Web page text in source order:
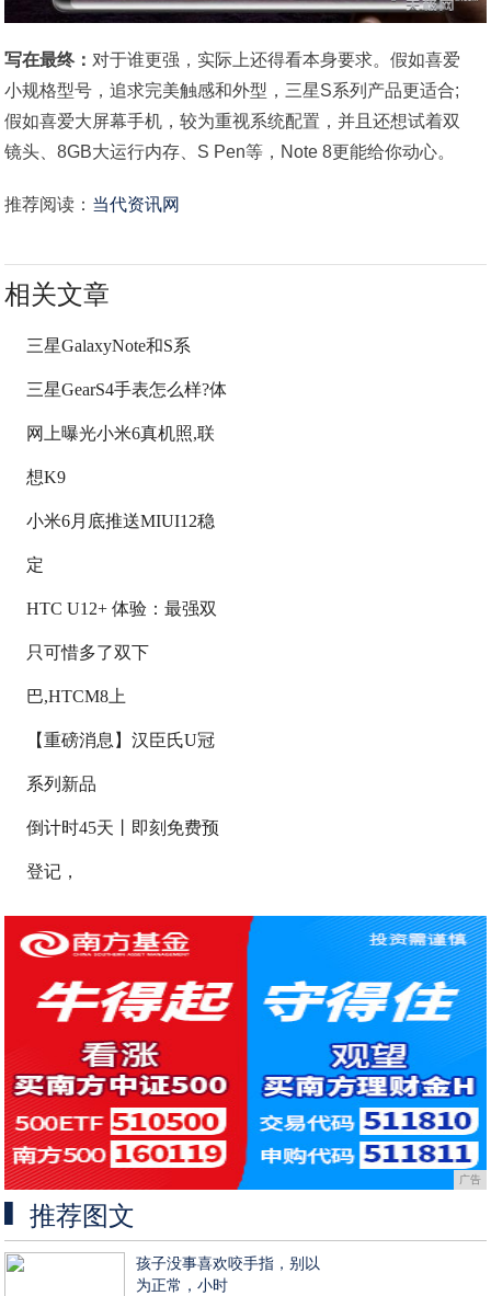
写在最终： 对于谁更强，实际上还得看本身要求。假如喜爱
小规格型号，追求完美触感和外型，三星S系列产品更适合;
假如喜爱大屏幕手机，较为重视系统配置，并且还想试着双
镜头、8GB大运行内存、S Pen等，Note 8更能给你动心。
推荐阅读： 当代资讯网
相关文章
三星GalaxyNote和S系
三星GearS4手表怎么样?体
网上曝光小米6真机照,联
想K9
小米6月底推送MIUI12稳
定
HTC U12+ 体验：最强双
只可惜多了双下
巴,HTCM8上
【重磅消息】汉臣氏U冠
系列新品
倒计时45天丨即刻免费预
登记，
广告
推荐图文
孩子没事喜欢咬手指，别以
为正常，小时